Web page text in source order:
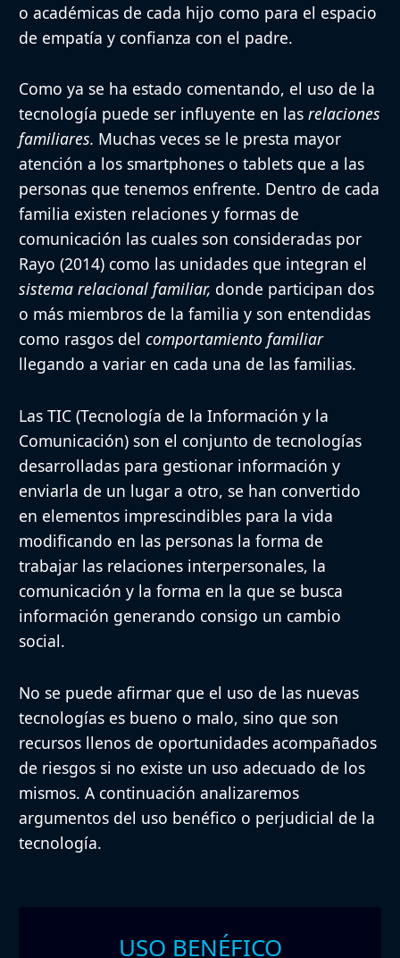
o académicas de cada hijo como para el espacio
de empatía y confianza con el padre.
Como ya se ha estado comentando, el uso de la
tecnología puede ser influyente en las relaciones
familiares. Muchas veces se le presta mayor
atención a los smartphones o tablets que a las
personas que tenemos enfrente. Dentro de cada
familia existen relaciones y formas de
comunicación las cuales son consideradas por
Rayo (2014) como las unidades que integran el
sistema relacional familiar, donde participan dos
o más miembros de la familia y son entendidas
como rasgos del comportamiento familiar
llegando a variar en cada una de las familias.
Las TIC (Tecnología de la Información y la
Comunicación) son el conjunto de tecnologías
desarrolladas para gestionar información y
enviarla de un lugar a otro, se han convertido
en elementos imprescindibles para la vida
modificando en las personas la forma de
trabajar las relaciones interpersonales, la
comunicación y la forma en la que se busca
información generando consigo un cambio
social.
No se puede afirmar que el uso de las nuevas
tecnologías es bueno o malo, sino que son
recursos llenos de oportunidades acompañados
de riesgos si no existe un uso adecuado de los
mismos. A continuación analizaremos
argumentos del uso benéfico o perjudicial de la
tecnología.
USO BENÉFICO